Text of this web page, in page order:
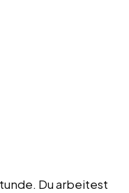
Du arbeitest